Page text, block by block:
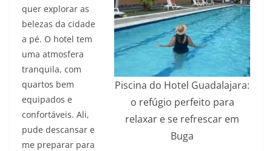
Piscina do Hotel Guadalajara:
o refúgio perfeito para
relaxar e se refrescar em
Buga
quer explorar as
belezas da cidade
a pé. O hotel tem
uma atmosfera
tranquila, com
quartos bem
equipados e
confortáveis. Ali,
pude descansar e
me preparar para